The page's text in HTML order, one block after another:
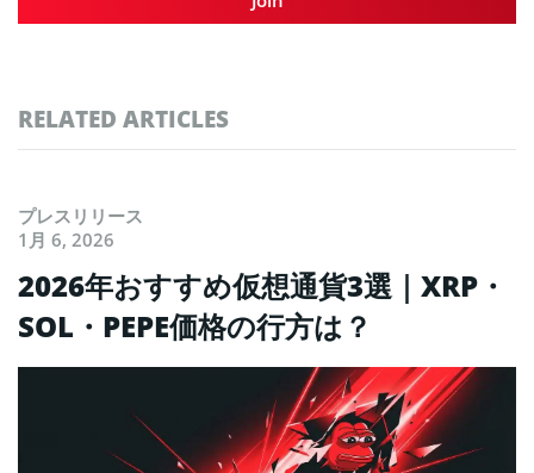
RELATED ARTICLES
プレスリリース
1月 6, 2026
2026年おすすめ仮想通貨3選｜XRP・
SOL・PEPE価格の行方は？